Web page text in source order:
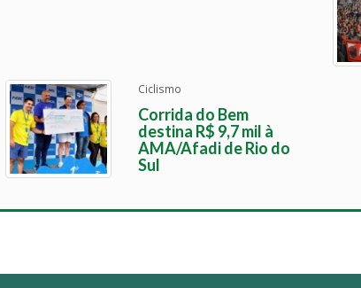
Ciclismo
Corrida do Bem
destina R$ 9,7 mil à
AMA/Afadi de Rio do
Sul